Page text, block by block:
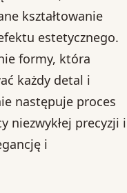
kształtowanie
estetycznego.
formy, która
każdy detal i
następuje proces
niezwykłej precyzji i
i